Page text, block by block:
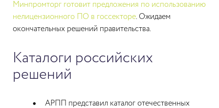
Минпромторг готовит предложения по использованию
нелицензионного ПО в госсекторе. Ожидаем
окончательных решений правительства.
Каталоги российских
решений
АРПП представил каталог отечественных